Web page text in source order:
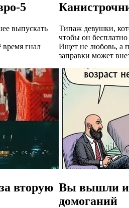
5
выпускать
гнал
Типаж девушки,
чтобы он бесплатно
Ищет не любовь, а
заправки может
вторую Вы вышли
домоганий